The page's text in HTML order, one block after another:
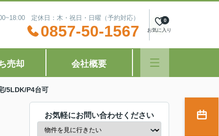
定休日：木・祝日・日曜（予約対応）
0857-50-1567 お気に入り
0
売却 会社概要
/5LDK/P4台可
お気軽にお問い合わせください